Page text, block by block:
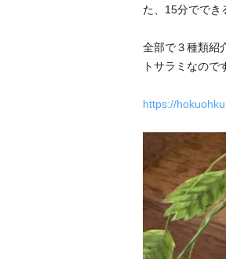
た、15分ででき
全部で３種類紹
トサラミなので
https://